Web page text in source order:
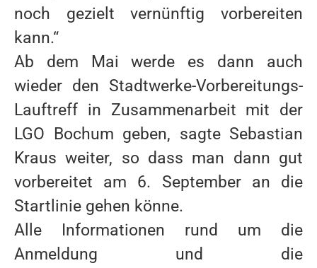
PARALYMPISCHER SPORT
GESUNDHEITSSPORT
LOCATION
LEICHTATHLETIKHALLE
SPORTPARK LOHRHEIDE WEST
EVENTS
noch gezielt vernünftig vorbereiten
kann.“
Ab dem Mai werde es dann auch
wieder den Stadtwerke-Vorbereitungs-
Lauftreff in Zusammenarbeit mit der
LGO Bochum geben, sagte Sebastian
Kraus weiter, so dass man dann gut
vorbereitet am 6. September an die
Startlinie gehen könne.
Alle Informationen rund um die
Anmeldung und die